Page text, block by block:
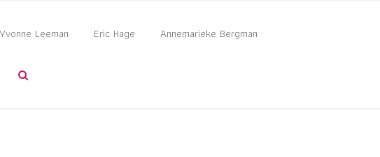
Yvonne Leeman Eric Hage Annemarieke Bergman